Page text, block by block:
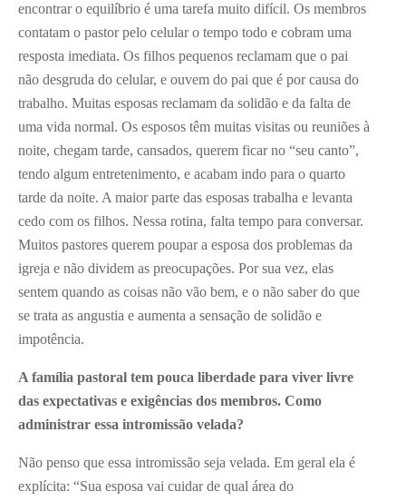
encontrar o equilíbrio é uma tarefa muito difícil. Os membros
contatam o pastor pelo celular o tempo todo e cobram uma
resposta imediata. Os filhos pequenos reclamam que o pai
não desgruda do celular, e ouvem do pai que é por causa do
trabalho. Muitas esposas reclamam da solidão e da falta de
uma vida normal. Os esposos têm muitas visitas ou reuniões à
noite, chegam tarde, cansados, querem ficar no “seu canto”,
tendo algum entretenimento, e acabam indo para o quarto
tarde da noite. A maior parte das esposas trabalha e levanta
cedo com os filhos. Nessa rotina, falta tempo para conversar.
Muitos pastores querem poupar a esposa dos problemas da
igreja e não dividem as preocupações. Por sua vez, elas
sentem quando as coisas não vão bem, e o não saber do que
se trata as angustia e aumenta a sensação de solidão e
impotência.
A família pastoral tem pouca liberdade para viver livre
das expectativas e exigências dos membros. Como
administrar essa intromissão velada?
Não penso que essa intromissão seja velada. Em geral ela é
explícita: “Sua esposa vai cuidar de qual área do